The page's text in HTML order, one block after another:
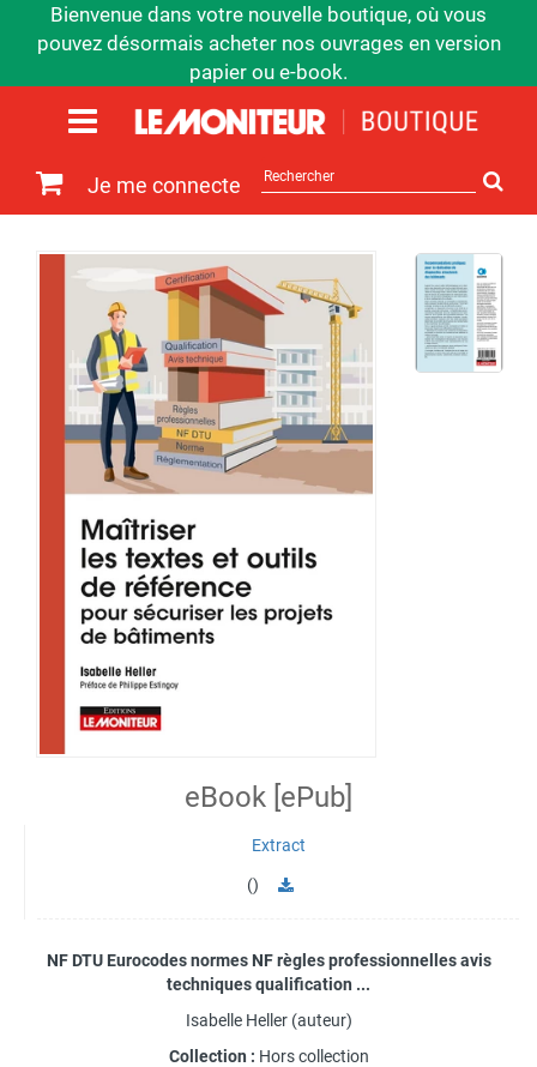
Bienvenue dans votre nouvelle boutique, où vous
pouvez désormais acheter nos ouvrages en version
papier ou e-book.
Je me connecte
sur
le
eBook [ePub]
Extract
()
NF DTU Eurocodes normes NF règles professionnelles avis
techniques qualification ...
Isabelle Heller(auteur)
Collection : Hors collection